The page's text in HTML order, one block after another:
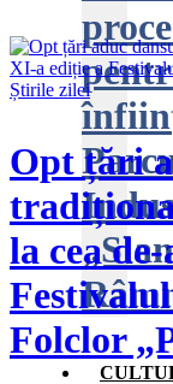
Știrile zilei
Opt țări
la cea
Folclor